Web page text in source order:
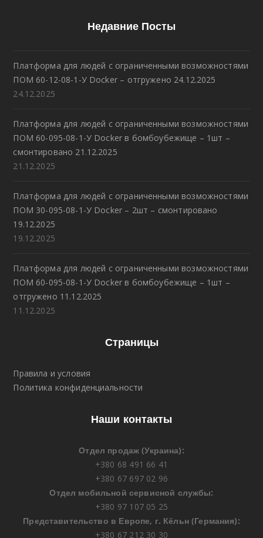
Недавние Посты
Платформа для людей с ограниченными возможностями
ПОМ 60-12-08-1-У Docker – отгружено 24.12.2025
24.12.2025
Платформа для людей с ограниченными возможностями
ПОМ 60-095-08-1-У Docker в бомбоубежище – 1шт –
смонтировано 21.12.2025
21.12.2025
Платформа для людей с ограниченными возможностями
ПОМ 30-095-08-1-У Docker – 2шт – смонтировано
19.12.2025
19.12.2025
Платформа для людей с ограниченными возможностями
ПОМ 60-095-08-1-У Docker в бомбоубежище – 1шт –
отгружено 11.12.2025
11.12.2025
Страницы
Правила и условия
Политика конфиденциальности
Наши контакты
Отдел продаж (Украина):
+380 68 491 66 41
+380 67 697 02 96
Отдел мобильной сервисной службы:
+380 97 107 05 25
Представительство в Европе, г. Кёльн (Германия):
+380 67 212 30 30